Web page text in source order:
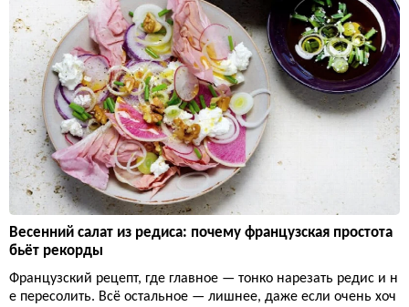
Весенний салат из редиса: почему французская простота
бьёт рекорды
Французский рецепт, где главное — тонко нарезать редис и н
е пересолить. Всё остальное — лишнее, даже если очень хоч